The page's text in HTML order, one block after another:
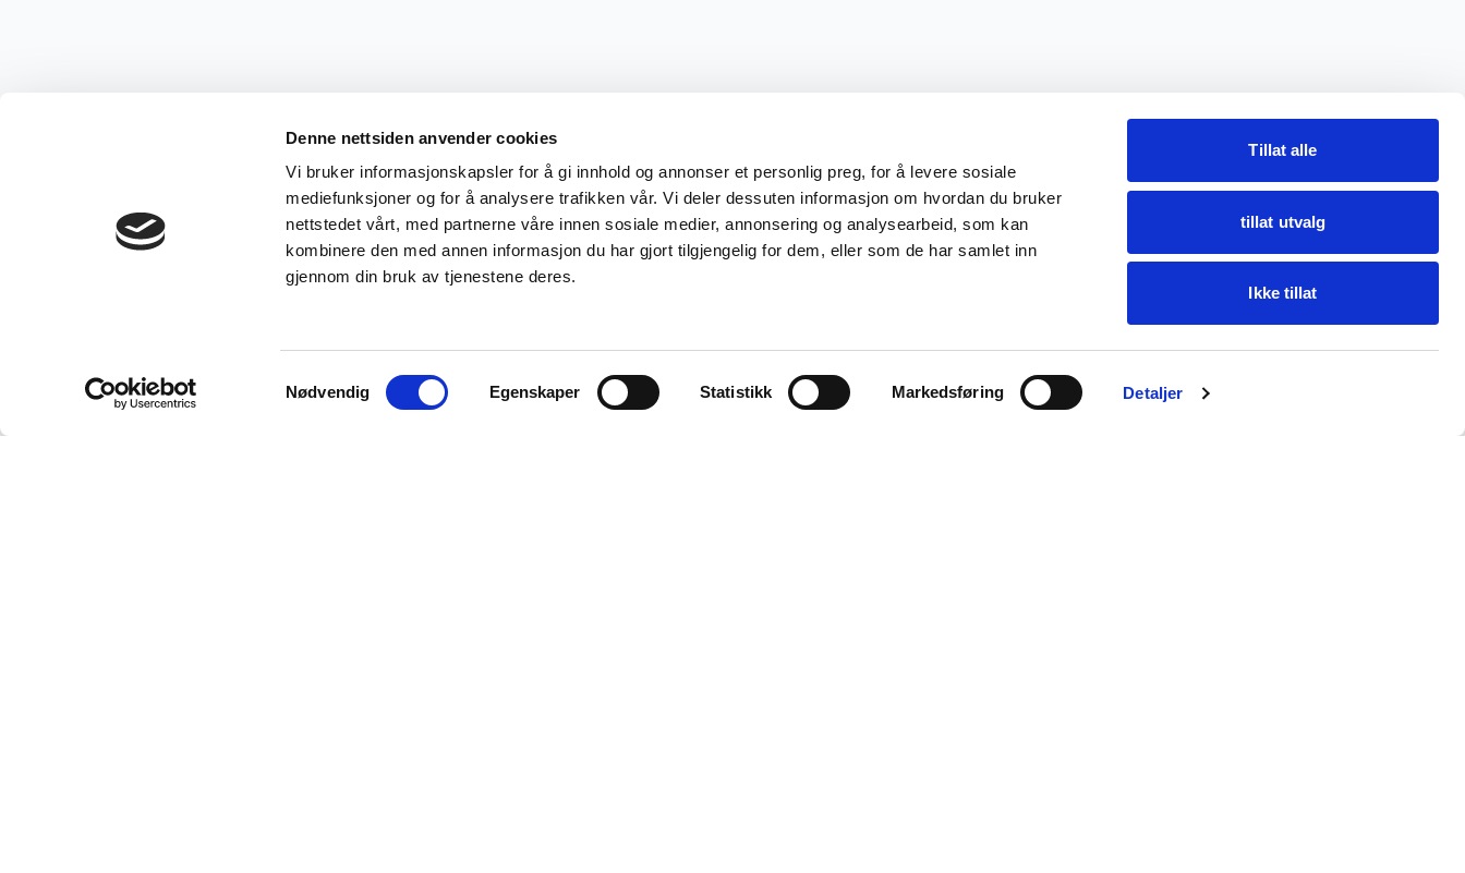
Denne nettsiden anvender cookies
Vi bruker informasjonskapsler for å gi innhold og annonser et personlig preg, for å levere sosiale
mediefunksjoner og for å analysere trafikken vår. Vi deler dessuten informasjon om hvordan du bruker
nettstedet vårt, med partnerne våre innen sosiale medier, annonsering og analysearbeid, som kan
kombinere den med annen informasjon du har gjort tilgjengelig for dem, eller som de har samlet inn
gjennom din bruk av tjenestene deres.
Samtykkevalg
Nødvendig Egenskaper Statistikk Markedsføring Detaljer
Tillat alle
tillat utvalg
Ikke tillat